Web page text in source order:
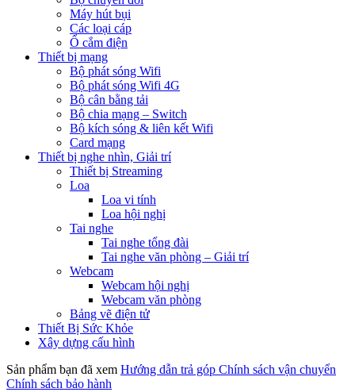
Máy hút bụi
Các loại cáp
Ổ cắm điện
Thiết bị mạng
Bộ phát sóng Wifi
Bộ phát sóng Wifi 4G
Bộ cân bằng tải
Bộ chia mạng – Switch
Bộ kích sóng & liên kết Wifi
Card mạng
Thiết bị nghe nhìn, Giải trí
Thiết bị Streaming
Loa
Loa vi tính
Loa hội nghị
Tai nghe
Tai nghe tổng đài
Tai nghe văn phòng – Giải trí
Webcam
Webcam hội nghị
Webcam văn phòng
Bảng vẽ điện tử
Thiết Bị Sức Khỏe
Xây dựng cấu hình
Sản phẩm bạn đã xem Hướng dẫn trả góp Chính sách vận chuyển
Chính sách bảo hành